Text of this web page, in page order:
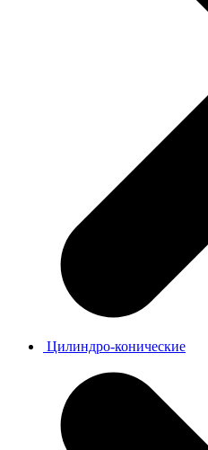
Цилиндро-конические